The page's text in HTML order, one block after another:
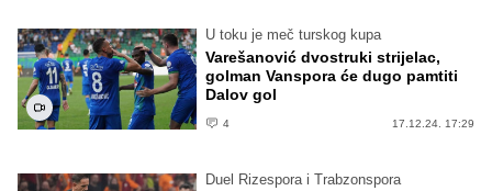
U toku je meč turskog kupa
Varešanović dvostruki strijelac,
golman Vanspora će dugo pamtiti
Dalov gol
4 17.12.24. 17:29
Duel Rizespora i Trabzonspora